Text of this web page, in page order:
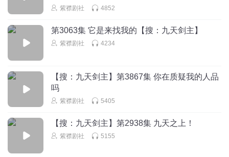
紫襟剧社 4852
第3063集 它是来找我的【搜：九天剑主】
紫襟剧社 4234
【搜：九天剑主】第3867集 你在质疑我的人品
吗
紫襟剧社 5405
【搜：九天剑主】第2938集 九天之上！
紫襟剧社 5155